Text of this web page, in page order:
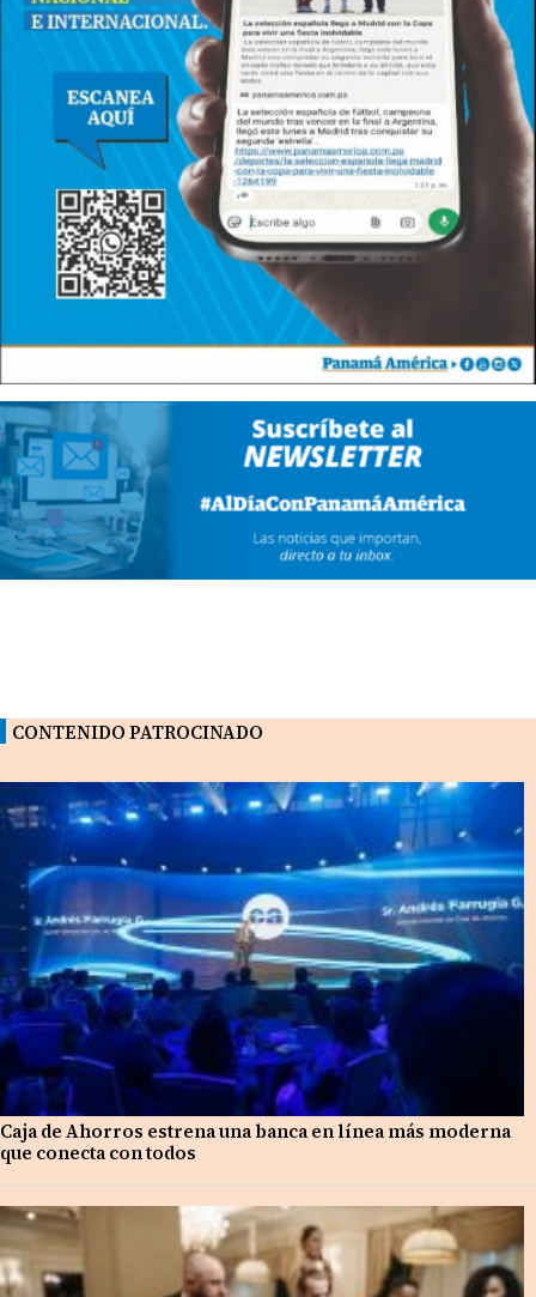
CONTENIDO PATROCINADO
Caja de Ahorros estrena una banca en línea más moderna
que conecta con todos